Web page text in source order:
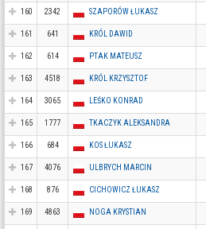
160 2342 SZAPORÓW ŁUKASZ
161 641 KRÓL DAWID
162 614 PTAK MATEUSZ
163 4518 KRÓL KRZYSZTOF
164 3065 LEŚKO KONRAD
165 1777 TKACZYK ALEKSANDRA
166 684 KOS ŁUKASZ
167 4076 ULBRYCH MARCIN
168 876 CICHOWICZ ŁUKASZ
169 4863 NOGA KRYSTIAN